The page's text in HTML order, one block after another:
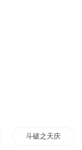
斗破之天庆焰火